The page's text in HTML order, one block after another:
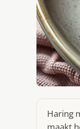
Haring